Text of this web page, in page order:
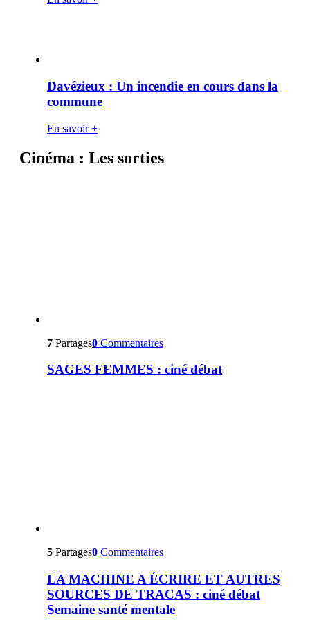
Davézieux : Un incendie en cours dans la
commune
En savoir +
Cinéma : Les sorties
7 Partages0 Commentaires
SAGES FEMMES : ciné débat
5 Partages0 Commentaires
LA MACHINE A ÉCRIRE ET AUTRES
SOURCES DE TRACAS : ciné débat
Semaine santé mentale